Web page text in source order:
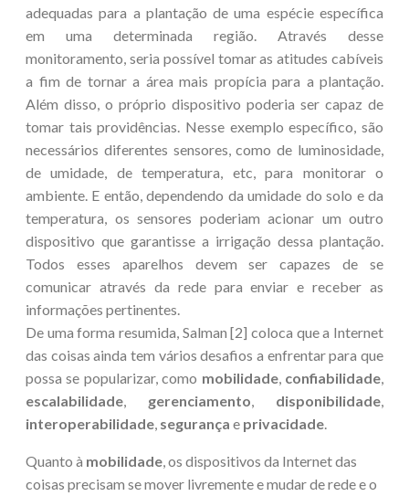
adequadas para a plantação de uma espécie específica
em uma determinada região. Através desse
monitoramento, seria possível tomar as atitudes cabíveis
a fim de tornar a área mais propícia para a plantação.
Além disso, o próprio dispositivo poderia ser capaz de
tomar tais providências. Nesse exemplo específico, são
necessários diferentes sensores, como de luminosidade,
de umidade, de temperatura, etc, para monitorar o
ambiente. E então, dependendo da umidade do solo e da
temperatura, os sensores poderiam acionar um outro
dispositivo que garantisse a irrigação dessa plantação.
Todos esses aparelhos devem ser capazes de se
comunicar através da rede para enviar e receber as
informações pertinentes.
De uma forma resumida, Salman [2] coloca que a Internet
das coisas ainda tem vários desafios a enfrentar para que
possa se popularizar, como mobilidade, confiabilidade,
escalabilidade, gerenciamento, disponibilidade,
interoperabilidade, segurança e privacidade.
Quanto à mobilidade, os dispositivos da Internet das
coisas precisam se mover livremente e mudar de rede e o